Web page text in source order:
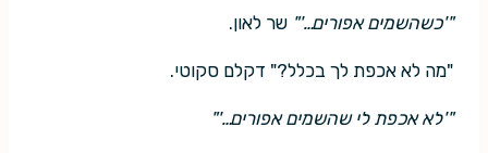
"'כשהשמים אפורים…'" שר לאון.
"מה לא אכפת לך בכלל?" דקלם סקוטי.
"'לא אכפת לי שהשמים אפורים…'"